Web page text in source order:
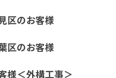
区のお客様
区のお客様
様＜外構工事＞